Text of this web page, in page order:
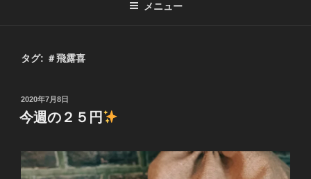
メニュー
タグ: ＃飛露喜
投
稿
日:
2020年7月8日
今週の２５円